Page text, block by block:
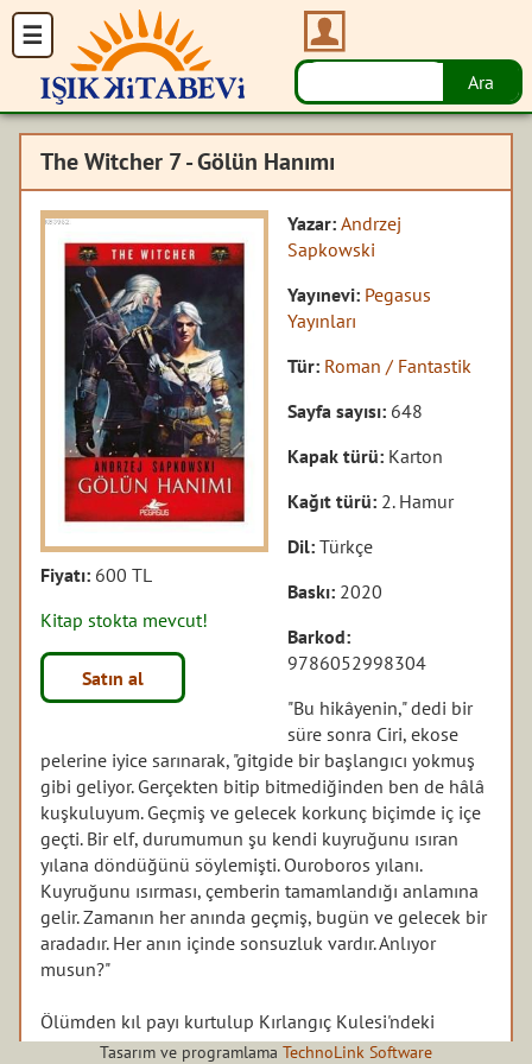
The Witcher 7 - Gölün Hanımı
Fiyatı: 600 TL
Kitap stokta mevcut!
Satın al
Yazar:Andrzej
Sapkowski
Yayınevi: Pegasus
Yayınları
Tür: Roman / Fantastik
Sayfa sayısı: 648
Kapak türü: Karton
Kağıt türü: 2. Hamur
Dil:Türkçe
Baskı: 2020
Barkod:
9786052998304
"Bu hikâyenin," dedi bir
süre sonra Ciri, ekose
pelerine iyice sarınarak, "gitgide bir başlangıcı yokmuş
gibi geliyor. Gerçekten bitip bitmediğinden ben de hâlâ
kuşkuluyum. Geçmiş ve gelecek korkunç biçimde iç içe
geçti. Bir elf, durumumun şu kendi kuyruğunu ısıran
yılana döndüğünü söylemişti. Ouroboros yılanı.
Kuyruğunu ısırması, çemberin tamamlandığı anlamına
gelir. Zamanın her anında geçmiş, bugün ve gelecek bir
aradadır. Her anın içinde sonsuzluk vardır. Anlıyor
musun?"
Ölümden kıl payı kurtulup Kırlangıç Kulesi'ndeki
geçide giren Ciri, kendini tamamen farklı bir dünyada
Tasarım ve programlama TechnoLink Software